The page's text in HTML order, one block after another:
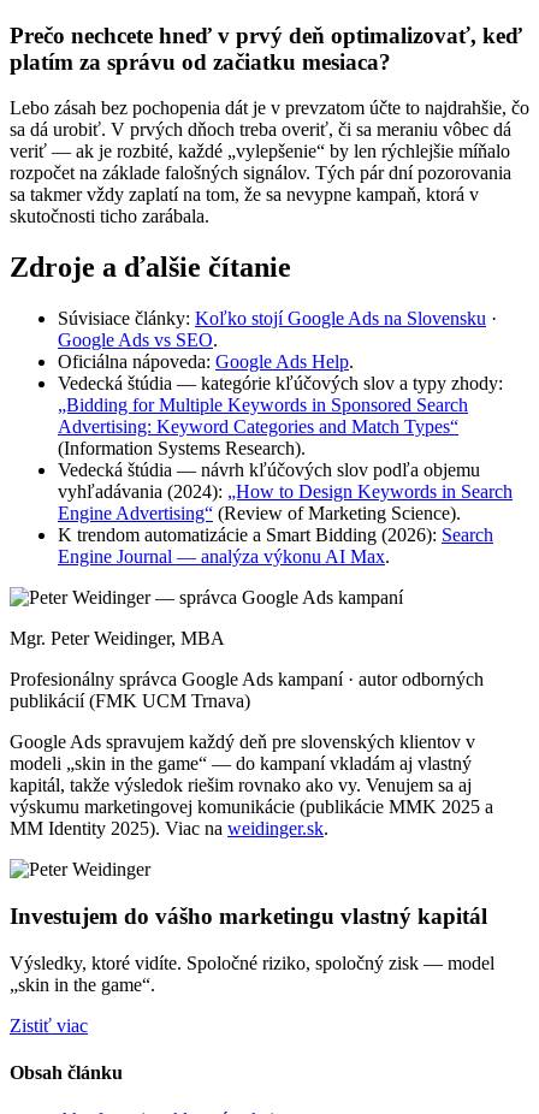
Prečo nechcete hneď v prvý deň optimalizovať, keď
platím za správu od začiatku mesiaca?
Lebo zásah bez pochopenia dát je v prevzatom účte to najdrahšie, čo
sa dá urobiť. V prvých dňoch treba overiť, či sa meraniu vôbec dá
veriť — ak je rozbité, každé „vylepšenie“ by len rýchlejšie míňalo
rozpočet na základe falošných signálov. Tých pár dní pozorovania
sa takmer vždy zaplatí na tom, že sa nevypne kampaň, ktorá v
skutočnosti ticho zarábala.
Zdroje a ďalšie čítanie
Súvisiace články: Koľko stojí Google Ads na Slovensku ·
Google Ads vs SEO.
Oficiálna nápoveda: Google Ads Help.
Vedecká štúdia — kategórie kľúčových slov a typy zhody:
„Bidding for Multiple Keywords in Sponsored Search
Advertising: Keyword Categories and Match Types“
(Information Systems Research).
Vedecká štúdia — návrh kľúčových slov podľa objemu
vyhľadávania (2024): „How to Design Keywords in Search
Engine Advertising“ (Review of Marketing Science).
K trendom automatizácie a Smart Bidding (2026): Search
Engine Journal — analýza výkonu AI Max.
Mgr. Peter Weidinger, MBA
Profesionálny správca Google Ads kampaní · autor odborných
publikácií (FMK UCM Trnava)
Google Ads spravujem každý deň pre slovenských klientov v
modeli „skin in the game“ — do kampaní vkladám aj vlastný
kapitál, takže výsledok riešim rovnako ako vy. Venujem sa aj
výskumu marketingovej komunikácie (publikácie MMK 2025 a
MM Identity 2025). Viac na weidinger.sk.
Investujem do vášho marketingu vlastný kapitál
Výsledky, ktoré vidíte. Spoločné riziko, spoločný zisk — model
„skin in the game“.
Zistiť viac
Obsah článku